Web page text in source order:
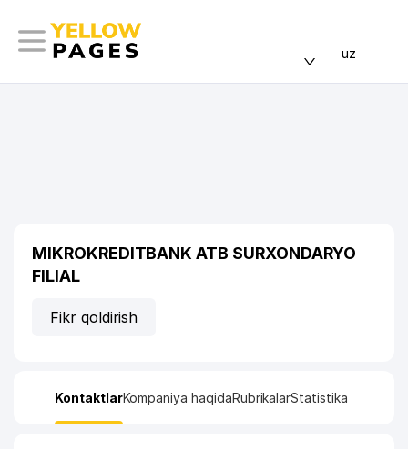
uz
MIKROKREDITBANK ATB SURXONDARYO
FILIAL
Fikr qoldirish
KontaktlarKompaniya haqidaRubrikalarStatistika